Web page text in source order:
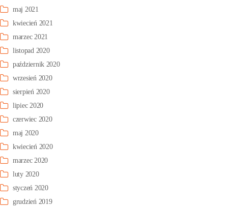
maj 2021
kwiecień 2021
marzec 2021
listopad 2020
październik 2020
wrzesień 2020
sierpień 2020
lipiec 2020
czerwiec 2020
maj 2020
kwiecień 2020
marzec 2020
luty 2020
styczeń 2020
grudzień 2019